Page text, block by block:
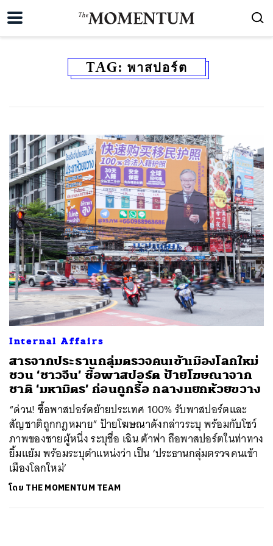
TAG: พาสปอร์ต
Internal Affairs
สารจากประธานกลุ่มตรวจคนเข้าเมืองโลกใหม่
ชวน ‘ชาวจีน’ ซื้อพาสปอร์ต ป้ายโฆษณาจาก
ชาติ ‘มหามิตร’ ก่อนถูกรื้อ กลางแยกห้วยขวาง
“ด่วน! ซื้อพาสปอร์ตย้ายประเทศ 100% รับพาสปอร์ตและ
สัญชาติถูกกฎหมาย” ป้ายโฆษณาดังกล่าวระบุ พร้อมกับโชว์
ภาพของชายผู้หนึ่ง ระบุชื่อ เฉิน ต้าฟา ถือพาสปอร์ตในท่าทาง
ยิ้มแย้ม พร้อมระบุตำแหน่งว่า เป็น ‘ประธานกลุ่มตรวจคนเข้า
เมืองโลกใหม่’
โดย THE MOMENTUM TEAM
SHARE